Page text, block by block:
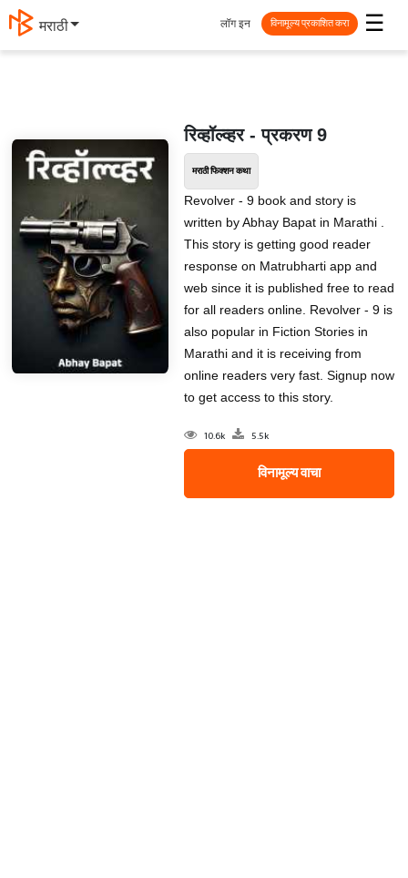
मराठी ☰
लॉग इन विनामूल्य प्रकाशित करा
रिव्हॉल्व्हर - प्रकरण 9
मराठी फिक्शन कथा
Revolver - 9 book and story is
written by Abhay Bapat in Marathi .
This story is getting good reader
response on Matrubharti app and
web since it is published free to read
for all readers online. Revolver - 9 is
also popular in Fiction Stories in
Marathi and it is receiving from
online readers very fast. Signup now
to get access to this story.
10.6k 5.5k
विनामूल्य वाचा